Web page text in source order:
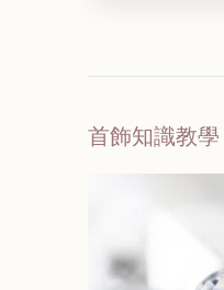
首飾知識教學